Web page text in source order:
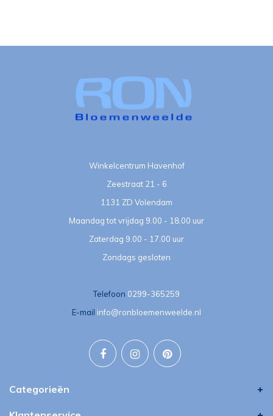
Winkelcentrum Havenhof
Zeestraat 21 - 6
1131 ZD Volendam
Maandag tot vrijdag 9.00 - 18.00 uur
Zaterdag 9.00 - 17.00 uur
Zondags gesloten
Telefoon 0299-365259
E-mail info@ronbloemenweelde.nl
Categorieën